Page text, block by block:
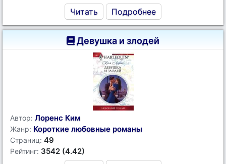
Читать Подробнее
Девушка и злодей
Автор: Лоренс Ким
Жанр: Короткие любовные романы
Страниц: 49
Рейтинг: 3542 (4.42)